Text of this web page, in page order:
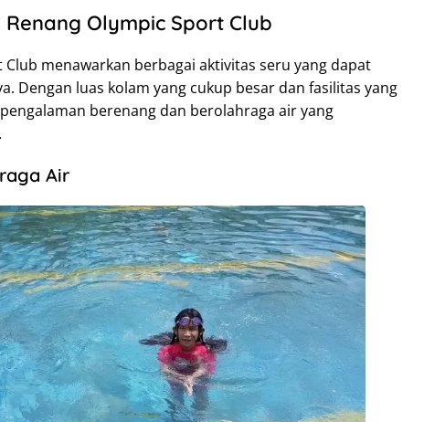
Olympic Sport Club
Club menawarkan berbagai aktivitas seru yang dapat
Dengan luas kolam yang cukup besar dan fasilitas yang
berenang dan berolahraga air yang
Air